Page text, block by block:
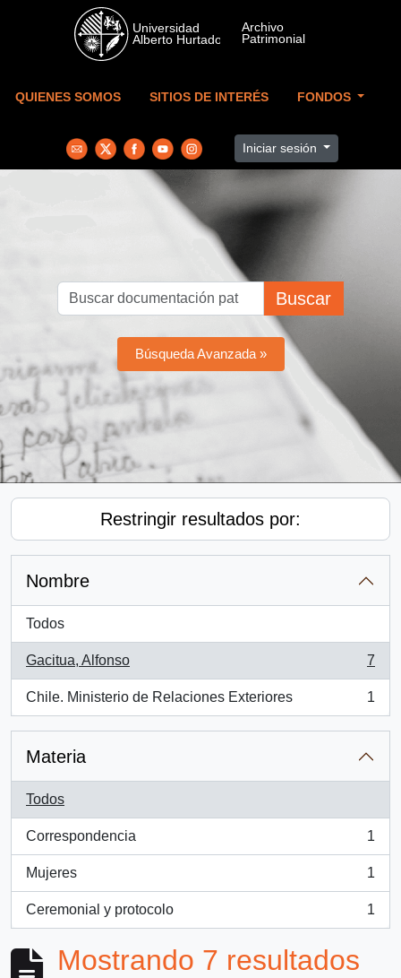
Skip to main content
QUIENES SOMOS SITIOS DE INTERÉS FONDOS
Iniciar sesión
Buscar
Búsqueda Avanzada »
Restringir resultados por:
Nombre
Todos
Gacitua, Alfonso
, 7 resultados
7
Chile. Ministerio de Relaciones Exteriores
, 1 resultados
1
Materia
Todos
Correspondencia
, 1 resultados
1
Mujeres
, 1 resultados
1
Ceremonial y protocolo
, 1 resultados
1
Mostrando 7 resultados